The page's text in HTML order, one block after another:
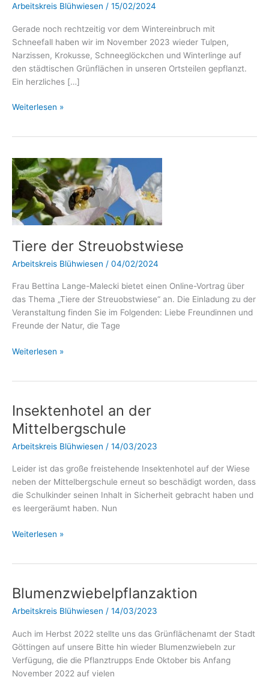
Arbeitskreis Blühwiesen / 15/02/2024
Gerade noch rechtzeitig vor dem Wintereinbruch mit
Schneefall haben wir im November 2023 wieder Tulpen,
Narzissen, Krokusse, Schneeglöckchen und Winterlinge auf
den städtischen Grünflächen in unseren Ortsteilen gepflanzt.
Ein herzliches […]
Weiterlesen »
Tiere der Streuobstwiese
Arbeitskreis Blühwiesen / 04/02/2024
Frau Bettina Lange-Malecki bietet einen Online-Vortrag über
das Thema „Tiere der Streuobstwiese“ an. Die Einladung zu der
Veranstaltung finden Sie im Folgenden: Liebe Freundinnen und
Freunde der Natur, die Tage
Tiere
der
Streuobstwiese
Weiterlesen »
Insektenhotel an der
Mittelbergschule
Arbeitskreis Blühwiesen / 14/03/2023
Leider ist das große freistehende Insektenhotel auf der Wiese
neben der Mittelbergschule erneut so beschädigt worden, dass
die Schulkinder seinen Inhalt in Sicherheit gebracht haben und
es leergeräumt haben. Nun
Insektenhotel
an
der
Mittelbergschule
Weiterlesen »
Blumenzwiebelpflanzaktion
Arbeitskreis Blühwiesen / 14/03/2023
Auch im Herbst 2022 stellte uns das Grünflächenamt der Stadt
Göttingen auf unsere Bitte hin wieder Blumenzwiebeln zur
Verfügung, die die Pflanztrupps Ende Oktober bis Anfang
November 2022 auf vielen
Blumenzwiebelpflanzaktion